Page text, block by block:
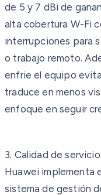
de 5 y 7 dBi de
alta cobertura W-Fi
interrupciones para
o trabajo remoto.
enfrie el equipo
traduce en menos
enfoque en seguir
3. Calidad de
Huawei implementa
sistema de gestión